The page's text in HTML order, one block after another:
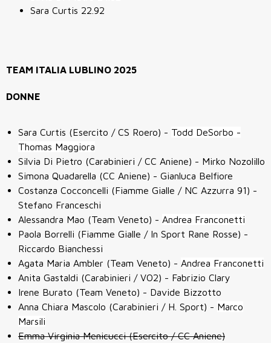
Sara Curtis 22.92
TEAM ITALIA LUBLINO 2025
DONNE
Sara Curtis (Esercito / CS Roero) - Todd DeSorbo -
Thomas Maggiora
Silvia Di Pietro (Carabinieri / CC Aniene) - Mirko Nozolillo
Simona Quadarella (CC Aniene) - Gianluca Belfiore
Costanza Cocconcelli (Fiamme Gialle / NC Azzurra 91) -
Stefano Franceschi
Alessandra Mao (Team Veneto) - Andrea Franconetti
Paola Borrelli (Fiamme Gialle / In Sport Rane Rosse) -
Riccardo Bianchessi
Agata Maria Ambler (Team Veneto) - Andrea Franconetti
Anita Gastaldi (Carabinieri / VO2) - Fabrizio Clary
Irene Burato (Team Veneto) - Davide Bizzotto
Anna Chiara Mascolo (Carabinieri / H. Sport) - Marco
Marsili
Emma Virginia Menicucci (Esercito / CC Aniene)